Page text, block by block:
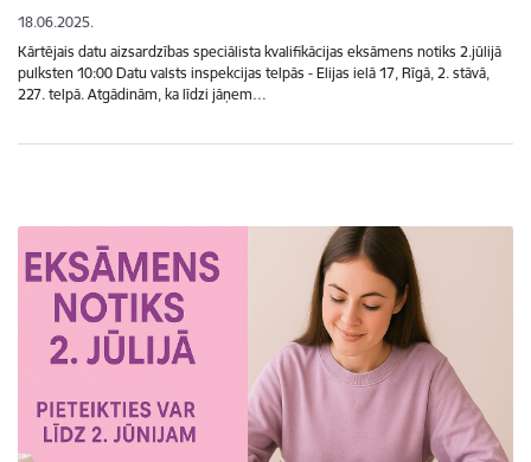
18.06.2025.
Kārtējais datu aizsardzības speciālista kvalifikācijas eksāmens notiks 2.jūlijā
pulksten 10:00 Datu valsts inspekcijas telpās - Elijas ielā 17, Rīgā, 2. stāvā,
227. telpā. Atgādinām, ka līdzi jāņem…